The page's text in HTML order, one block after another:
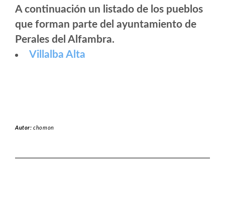
A continuación un listado de los pueblos
que forman parte del ayuntamiento de
Perales del Alfambra.
Villalba Alta
Autor:chomon